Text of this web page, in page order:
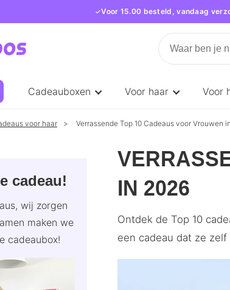
Voor 15.00 besteld, vandaag
Cadeauboxen Voor haar Voor
voor haar Verrassende Top 10 Cadeaus voor Vrouwen
IN 2026
Ontdek de Top 10
een cadeau dat ze
cadeau!
wij zorgen
maken we
cadeaubox!